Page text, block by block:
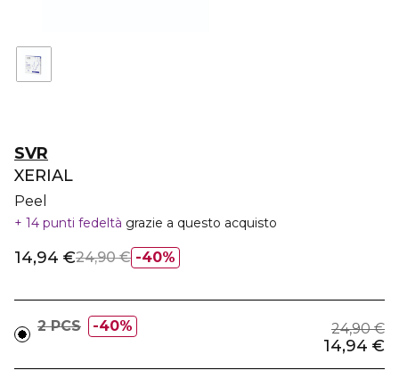
SVR
XERIAL
Peel
14 punti fedeltà grazie a questo acquisto
40%
14,94 €24,90 €
2 PCS 40% 24,90 €
14,94 €